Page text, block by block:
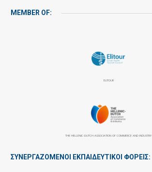
MEMBER OF:
ELITOUR
THE HELLENIC-DUTCH ASSOCIATION OF COMMERCE AND INDUSTRY
ΣΥΝΕΡΓΑΖΌΜΕΝΟΙ ΕΚΠΑΙΔΕΥΤΙΚΟΊ ΦΟΡΕΊΣ: